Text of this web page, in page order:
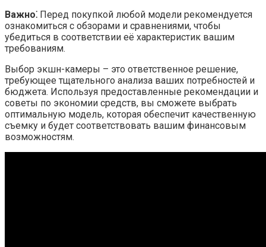
Важно⁚ Перед покупкой любой модели рекомендуется
ознакомиться с обзорами и сравнениями, чтобы
убедиться в соответствии её характеристик вашим
требованиям.
Выбор экшн-камеры – это ответственное решение,
требующее тщательного анализа ваших потребностей и
бюджета. Используя предоставленные рекомендации и
советы по экономии средств, вы сможете выбрать
оптимальную модель, которая обеспечит качественную
съемку и будет соответствовать вашим финансовым
возможностям.